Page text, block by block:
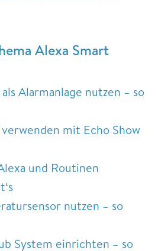
Alexa Smart
Alarmanlage nutzen – so
mit Echo Show
und Routinen
nutzen – so
System einrichten – so